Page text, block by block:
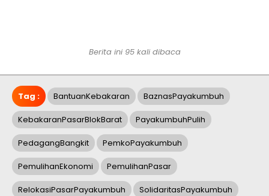
Berita ini 95 kali dibaca
Tag : BantuanKebakaran BaznasPayakumbuh
KebakaranPasarBlokBarat PayakumbuhPulih
PedagangBangkit PemkoPayakumbuh
PemulihanEkonomi PemulihanPasar
RelokasiPasarPayakumbuh SolidaritasPayakumbuh